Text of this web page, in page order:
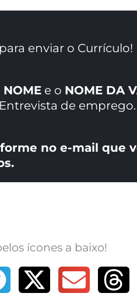
enviar o Currículo!
NOME e o NOME DA
de emprego.
no e-mail que
ícones a baixo!